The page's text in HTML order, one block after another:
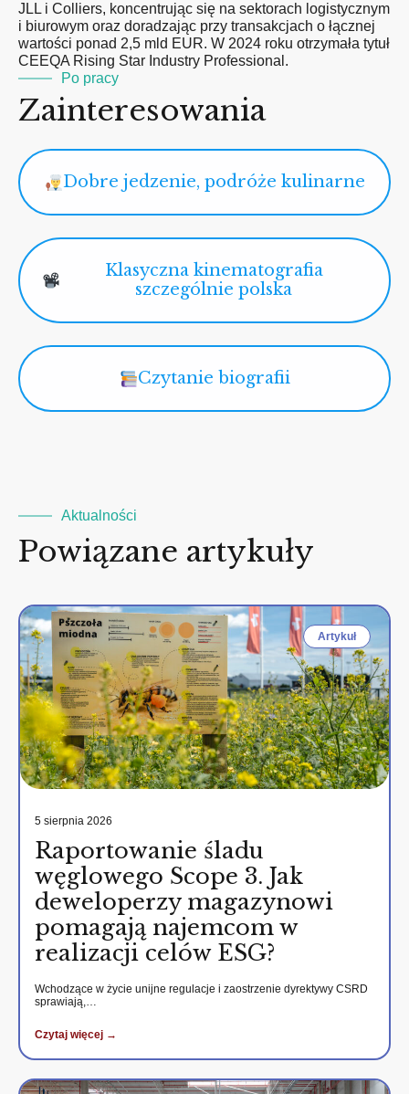
JLL i Colliers, koncentrując się na sektorach logistycznym
i biurowym oraz doradzając przy transakcjach o łącznej
wartości ponad 2,5 mld EUR. W 2024 roku otrzymała tytuł
CEEQA Rising Star Industry Professional.
Po pracy
Zainteresowania
Dobre jedzenie, podróże kulinarne
Klasyczna kinematografia
szczególnie polska
Czytanie biografii
Aktualności
Powiązane artykuły
Artykuł
5 sierpnia 2026
Raportowanie śladu
węglowego Scope 3. Jak
deweloperzy magazynowi
pomagają najemcom w
realizacji celów ESG?
Wchodzące w życie unijne regulacje i zaostrzenie dyrektywy CSRD
sprawiają,…
Czytaj więcej →